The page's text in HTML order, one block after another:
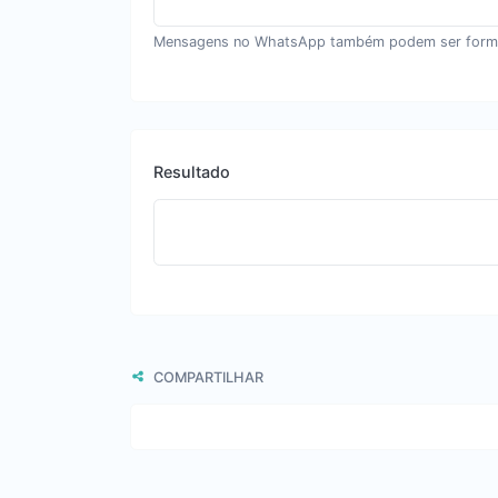
Mensagens no WhatsApp também podem ser
Resultado
COMPARTILHAR